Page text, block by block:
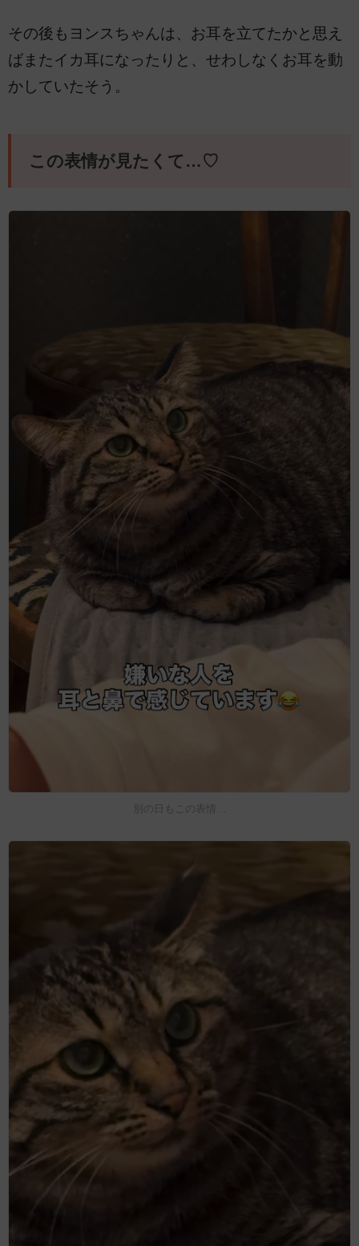
その後もヨンスちゃんは、お耳を立てたかと思え
ばまたイカ耳になったりと、せわしなくお耳を動
かしていたそう。
この表情が見たくて…♡
別の日もこの表情…